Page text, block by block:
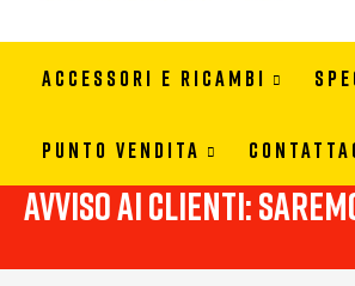
ACCESSORI E RICAMBI
PUNTO VENDITA
Avviso ai clienti: